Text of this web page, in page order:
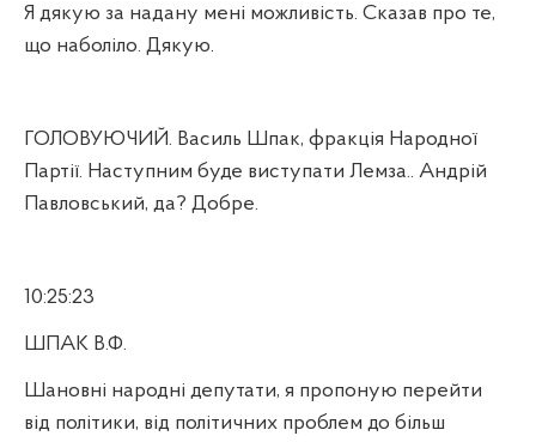
Я дякую за надану мені можливість. Сказав про те,
що наболіло. Дякую.
ГОЛОВУЮЧИЙ. Василь Шпак, фракція Народної
Партії. Наступним буде виступати Лемза.. Андрій
Павловський, да? Добре.
10:25:23
ШПАК В.Ф.
Шановні народні депутати, я пропоную перейти
від політики, від політичних проблем до більш